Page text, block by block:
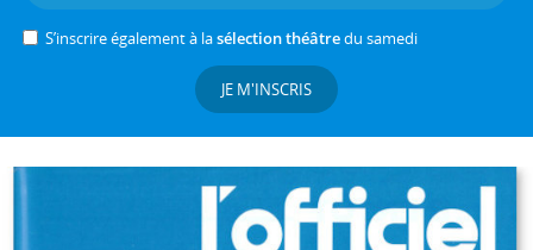
S’inscrire également à lasélection théâtredu samedi
JE M'INSCRIS